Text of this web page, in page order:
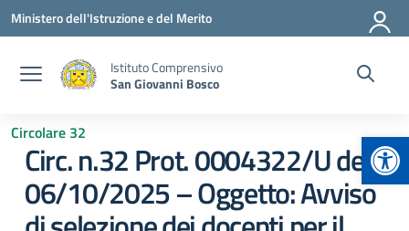
Vai ai contenuti
Vai al menu di navigazione
Vai al footer
Ministero dell'Istruzione e del Merito
Istituto Comprensivo
San Giovanni Bosco
Circolare 32
Circ. n.32 Prot. 0004322/U del
06/10/2025 – Oggetto: Avviso